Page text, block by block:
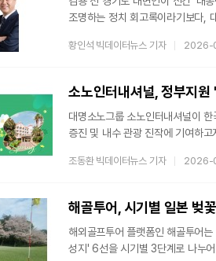
조명하는 정치 회고록이라기보다,
기간 호흡을 맞춰왔다. 그는 이번
무엇인가.”김용은 이에 대해 이념
결과
황인석 빅데이터뉴스 기자 2026-
소노인터내셔널, 정부지
대명소노그룹 소노인터내셔널이
증진 및 내수 관광 진작에 기여하
촉진을 위한 협력의 일환으로 마
벗어나 재충전의 시간을 보낼 수
11일까
조동환 빅데이터뉴스 기자 2026-
해골투어, 시기별 일본 벚
해외골프투어 플랫폼인 해골투어
성지' 6선을 시기별 3단계로 나누